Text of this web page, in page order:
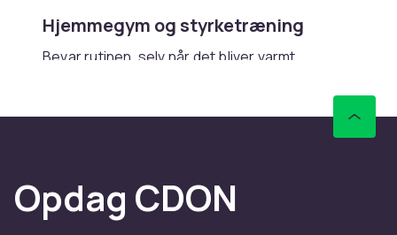
Hjemmegym og styrketræning
Bevar rutinen, selv når det bliver varmt.
elastikker, træningsbænke og hjemmegym fra
Casall, Reebok og Gymstick. Filtrer direkte på
kampagne.
Løb og cardio
Opdag CDON